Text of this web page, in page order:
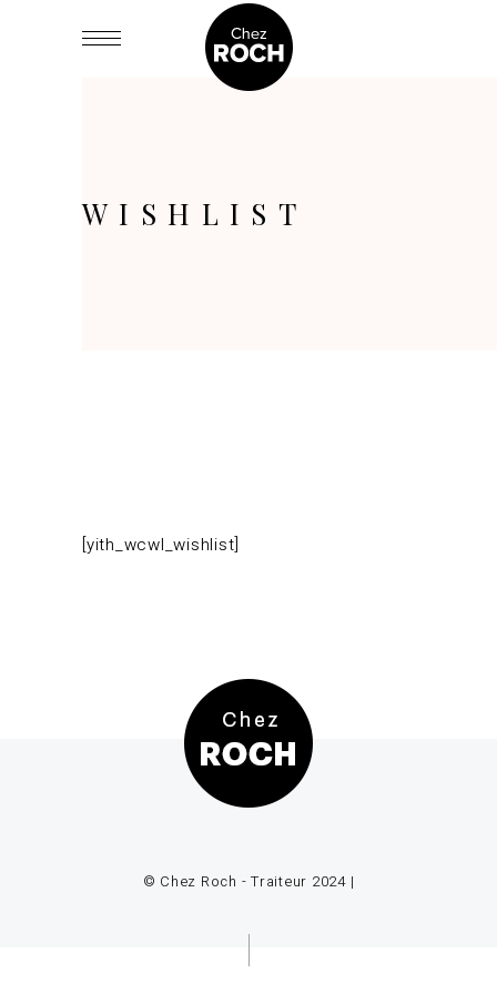
WISHLIST
[yith_wcwl_wishlist]
© Chez Roch - Traiteur 2024 |